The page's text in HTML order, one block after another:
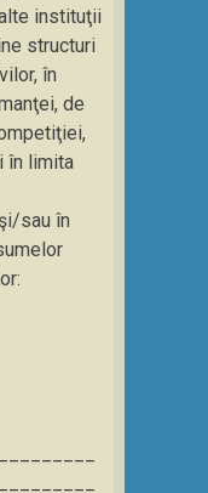
instituţii
structuri
în
de
în limita
sau în